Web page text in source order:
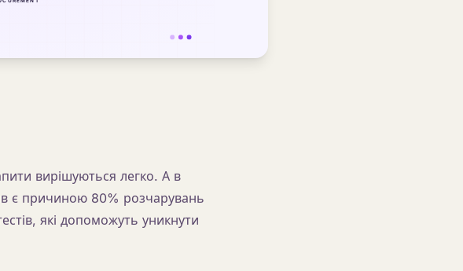
вирішуються легко. А в
є причиною 80% розчарувань
які допоможуть уникнути